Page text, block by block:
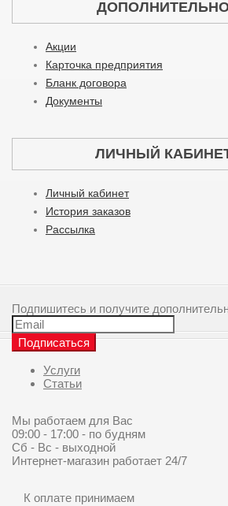
Акции
Карточка предприятия
Бланк договора
Документы
ЛИЧНЫЙ
Личный кабинет
История заказов
Рассылка
Подпишитесь и получите
Подписаться
Услуги
Статьи
Мы работаем для Вас
09:00 - 17:00 - по будням
Сб - Вс - выходной
Интернет-магазин работает 24/7
К оплате принимаем